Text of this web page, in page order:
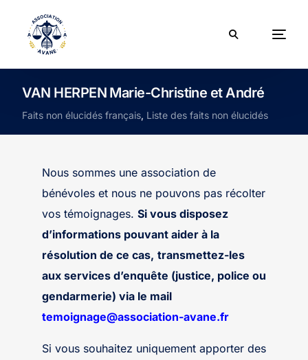
VAN HERPEN Marie-Christine et André
Faits non élucidés français, Liste des faits non élucidés
Nous sommes une association de
bénévoles et nous ne pouvons pas récolter
vos témoignages. Si vous disposez
d’informations pouvant aider à la
résolution de ce cas, transmettez-les
aux services d’enquête (justice, police ou
gendarmerie) via le mail
temoignage@association-avane.fr
Si vous souhaitez uniquement apporter des